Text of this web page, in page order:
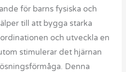
för barns fysiska och
till att bygga starka
och utveckla en
stimulerar det hjärnan
Denna